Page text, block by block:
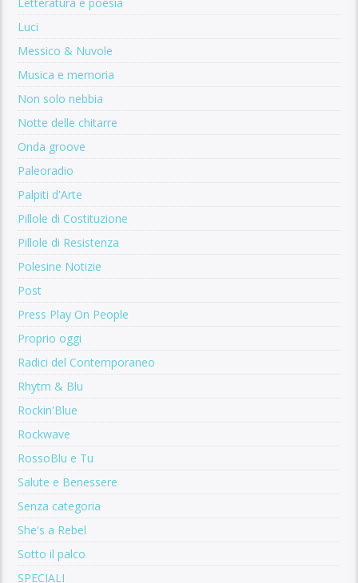
Luci
Messico & Nuvole
Musica e memoria
Non solo nebbia
Notte delle chitarre
Onda groove
Paleoradio
Palpiti d'Arte
Pillole di Costituzione
Pillole di Resistenza
Polesine Notizie
Post
Press Play On People
Proprio oggi
Radici del Contemporaneo
Rhytm & Blu
Rockin'Blue
Rockwave
RossoBlu e Tu
Salute e Benessere
Senza categoria
She's a Rebel
Sotto il palco
SPECIALI